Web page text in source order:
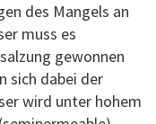
des Mangels an
muss es
gewonnen
sich dabei der
wird unter hohem